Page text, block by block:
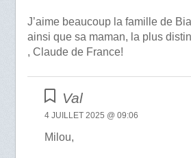
J’aime beaucoup la famille de
ainsi que sa maman, la plus
, Claude de France!
Val
4 JUILLET 2025 @ 09:06
Milou,